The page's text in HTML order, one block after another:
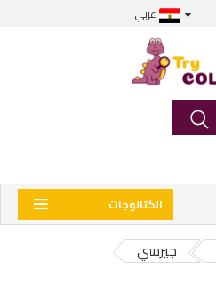
عربي
الكتالوجات
جيرسي